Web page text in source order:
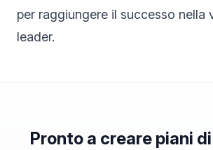
per raggiungere il successo nella
leader.
Pronto a creare piani